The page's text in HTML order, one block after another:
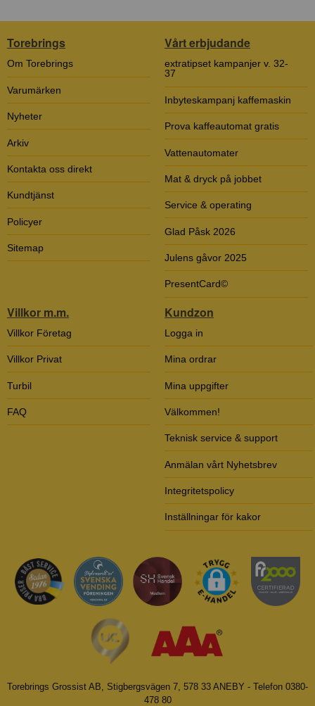
Torebrings
Om Torebrings
Varumärken
Nyheter
Arkiv
Kontakta oss direkt
Kundtjänst
Policyer
Sitemap
Vårt erbjudande
extratipset kampanjer v. 32-
37
Inbyteskampanj kaffemaskin
Prova kaffeautomat gratis
Vattenautomater
Mat & dryck på jobbet
Service & operating
Glad Påsk 2026
Julens gåvor 2025
PresentCard©
Villkor m.m.
Villkor Företag
Villkor Privat
Turbil
FAQ
Kundzon
Logga in
Mina ordrar
Mina uppgifter
Välkommen!
Teknisk service & support
Anmälan vårt Nyhetsbrev
Integritetspolicy
Inställningar för kakor
Torebrings Grossist AB, Stigbergsvägen 7, 578 33 ANEBY - Telefon 0380-
478 80